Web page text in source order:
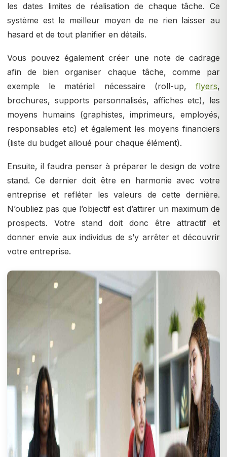
les dates limites de réalisation de chaque tâche. Ce
système est le meilleur moyen de ne rien laisser au
hasard et de tout planifier en détails.
Vous pouvez également créer une note de cadrage
afin de bien organiser chaque tâche, comme par
exemple le matériel nécessaire (roll-up, flyers,
brochures, supports personnalisés, affiches etc), les
moyens humains (graphistes, imprimeurs, employés,
responsables etc) et également les moyens financiers
(liste du budget alloué pour chaque élément).
Ensuite, il faudra penser à préparer le design de votre
stand. Ce dernier doit être en harmonie avec votre
entreprise et refléter les valeurs de cette dernière.
N’oubliez pas que l’objectif est d’attirer un maximum de
prospects. Votre stand doit donc être attractif et
donner envie aux individus de s’y arrêter et découvrir
votre entreprise.